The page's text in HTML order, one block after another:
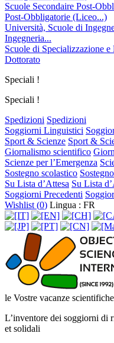
Scuole Secondaire Post-
Post-Obbligatorie (Liceo...)
Università, Scuole di
Ingegneria...
Scuole di Specializzazione e
Dottorato
Speciali !
Speciali !
Spedizioni Spedizioni
Soggiorni Linguistici
Sport & Scienze Sport &
Giornalismo scientifico
Scienze per l’Emergenza
Sostegno scolastico
Su Lista d’Attesa Su Lista
Soggiorni Precedenti
Wishlist (0) Lingua : FR
le Vostre vacanze scientifiche
L’inventore dei soggiorni di
et solidali